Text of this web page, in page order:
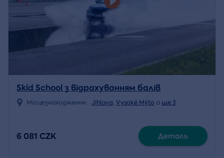
Skid School з відрахуванням балів
Місцезнаходження: Jihlava, Vysoké Mýto a ще 3
6 081 CZK Деталь